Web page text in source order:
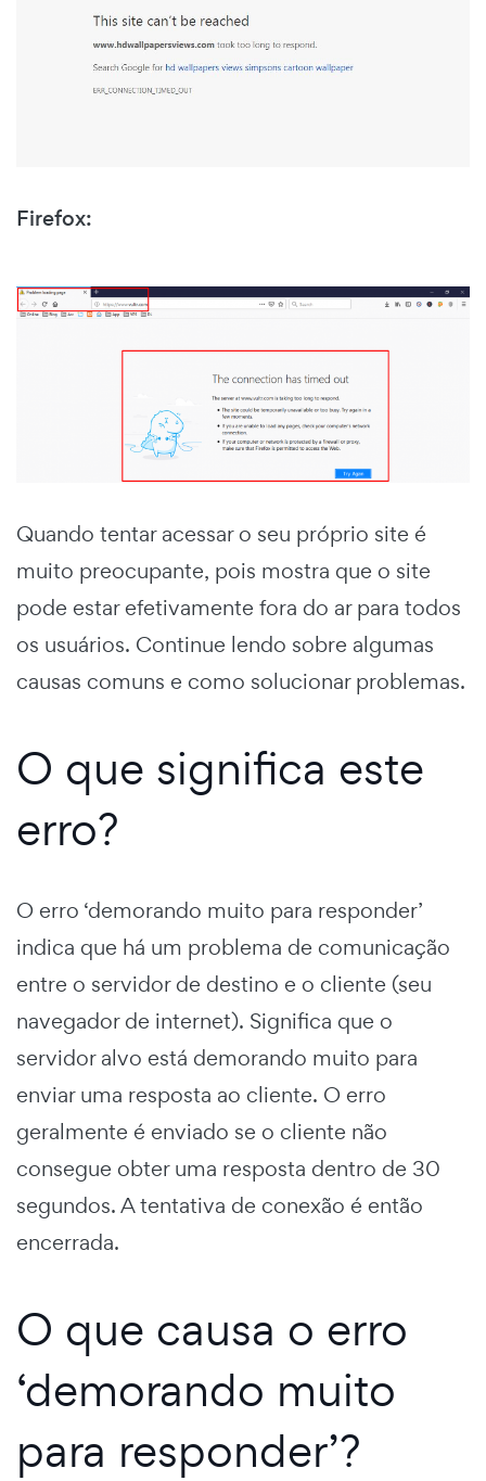
Firefox:
Quando tentar acessar o seu próprio site é
muito preocupante, pois mostra que o site
pode estar efetivamente fora do ar para todos
os usuários. Continue lendo sobre algumas
causas comuns e como solucionar problemas.
O que significa este
erro?
O erro ‘demorando muito para responder’
indica que há um problema de comunicação
entre o servidor de destino e o cliente (seu
navegador de internet). Significa que o
servidor alvo está demorando muito para
enviar uma resposta ao cliente. O erro
geralmente é enviado se o cliente não
consegue obter uma resposta dentro de 30
segundos. A tentativa de conexão é então
encerrada.
O que causa o erro
‘demorando muito
para responder’?